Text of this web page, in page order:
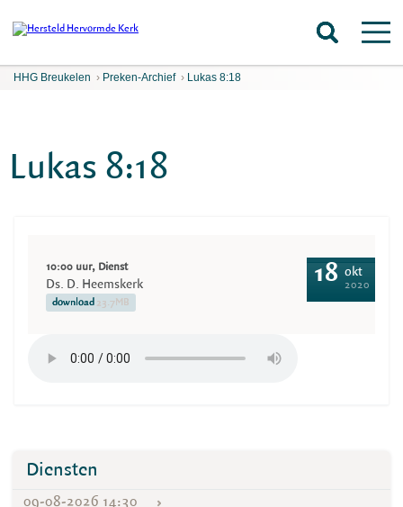
HHG Breukelen › Preken-Archief › Lukas 8:18
Lukas 8:18
10:00 uur, Dienst
Ds. D. Heemskerk
download 23.7MB
18 okt
2020
Diensten
09-08-2026 14:30